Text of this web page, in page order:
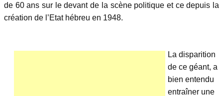
de 60 ans sur le devant de la scène politique et ce depuis la
création de l’Etat hébreu en 1948.
La disparition
de ce géant, a
bien entendu
entraîner une